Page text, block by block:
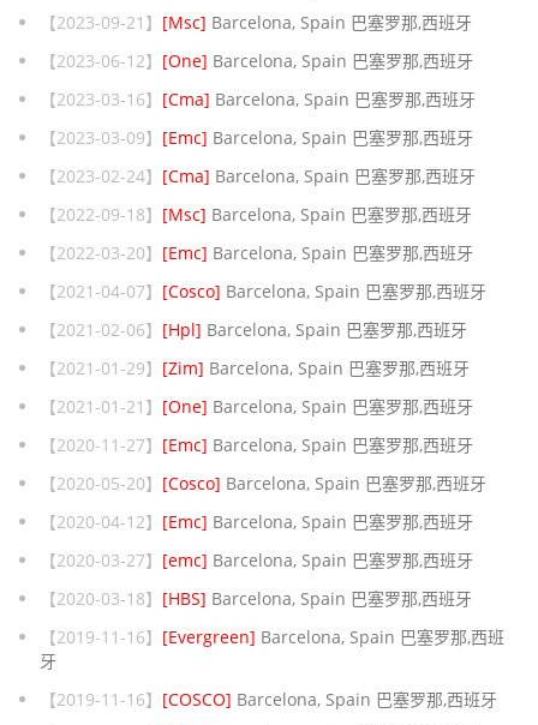
【2023-09-21】 [Msc] Barcelona, Spain 巴塞罗那,西班牙
【2023-06-12】 [One] Barcelona, Spain 巴塞罗那,西班牙
【2023-03-16】 [Cma] Barcelona, Spain 巴塞罗那,西班牙
【2023-03-09】 [Emc] Barcelona, Spain 巴塞罗那,西班牙
【2023-02-24】 [Cma] Barcelona, Spain 巴塞罗那,西班牙
【2022-09-18】 [Msc] Barcelona, Spain 巴塞罗那,西班牙
【2022-03-20】 [Emc] Barcelona, Spain 巴塞罗那,西班牙
【2021-04-07】 [Cosco] Barcelona, Spain 巴塞罗那,西班牙
【2021-02-06】 [Hpl] Barcelona, Spain 巴塞罗那,西班牙
【2021-01-29】 [Zim] Barcelona, Spain 巴塞罗那,西班牙
【2021-01-21】 [One] Barcelona, Spain 巴塞罗那,西班牙
【2020-11-27】 [Emc] Barcelona, Spain 巴塞罗那,西班牙
【2020-05-20】 [Cosco] Barcelona, Spain 巴塞罗那,西班牙
【2020-04-12】 [Emc] Barcelona, Spain 巴塞罗那,西班牙
【2020-03-27】 [emc] Barcelona, Spain 巴塞罗那,西班牙
【2020-03-18】 [HBS] Barcelona, Spain 巴塞罗那,西班牙
【2019-11-16】 [Evergreen] Barcelona, Spain 巴塞罗那,西班
牙
【2019-11-16】 [COSCO] Barcelona, Spain 巴塞罗那,西班牙